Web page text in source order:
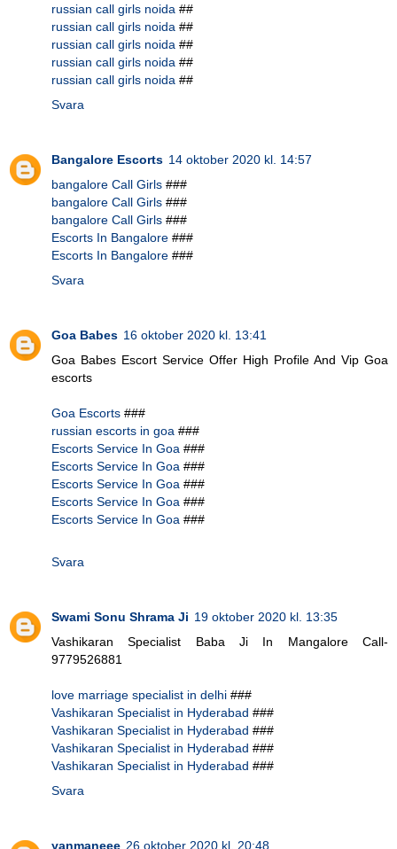
russian call girls noida ##
russian call girls noida ##
russian call girls noida ##
russian call girls noida ##
russian call girls noida ##
Svara
Bangalore Escorts 14 oktober 2020 kl. 14:57
bangalore Call Girls ###
bangalore Call Girls ###
bangalore Call Girls ###
Escorts In Bangalore ###
Escorts In Bangalore ###
Svara
Goa Babes 16 oktober 2020 kl. 13:41
Goa Babes Escort Service Offer High Profile And Vip Goa
escorts
Goa Escorts ###
russian escorts in goa ###
Escorts Service In Goa ###
Escorts Service In Goa ###
Escorts Service In Goa ###
Escorts Service In Goa ###
Escorts Service In Goa ###
Svara
Swami Sonu Shrama Ji 19 oktober 2020 kl. 13:35
Vashikaran Specialist Baba Ji In Mangalore Call-
9779526881
love marriage specialist in delhi ###
Vashikaran Specialist in Hyderabad ###
Vashikaran Specialist in Hyderabad ###
Vashikaran Specialist in Hyderabad ###
Vashikaran Specialist in Hyderabad ###
Svara
yanmaneee 26 oktober 2020 kl. 20:48